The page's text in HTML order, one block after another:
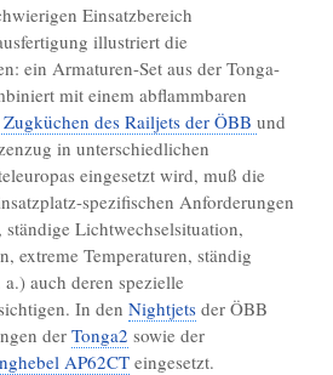
in Edelstahl und in
mit starrem Auslauf
starr – in
starr - in
in Edelstahl
Einsatzbereich
illustriert die
ein Armaturen-Set aus der Tonga-
mit einem abflammbaren
Zugküchen des Railjets der ÖBB und
in unterschiedlichen
eingesetzt wird, muß die
spezifischen Anforderungen
Lichtwechselsituation,
extreme Temperaturen, ständig
auch deren spezielle
In den Nightjetsder ÖBB
der Tonga2 sowie der
AP62CTeingesetzt.